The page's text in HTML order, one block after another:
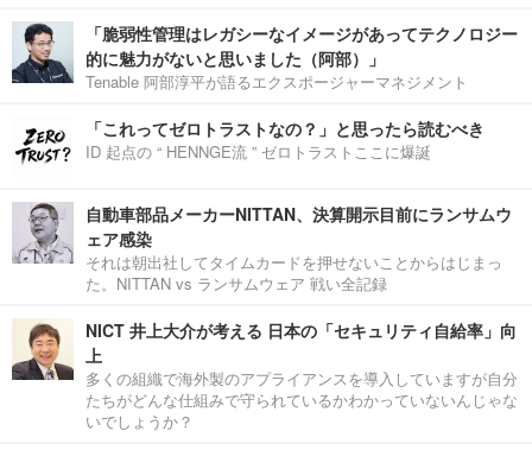
「脆弱性管理はレガシーなイメージがあってテクノロジー
的に魅力がないと思いました（阿部）」
Tenable 阿部淳平が語るエクスポージャーマネジメント
「これってゼロトラストなの？」と思ったら読むべき
ID 起点の “ HENNGE流 ” ゼロトラストここに爆誕
自動車部品メーカーNITTAN、決算開示目前にランサムウ
ェア感染
それは朝出社してタイムカードを押せないことからはじまっ
た。NITTAN vs ランサムウェア 戦い全記録
NICT 井上大介が考える 日本の「セキュリティ自給率」向
上
多くの組織で海外製のアプライアンスを導入していますが自分
たちがどんな仕組みで守られているかわかっていないんじゃな
いでしょうか？